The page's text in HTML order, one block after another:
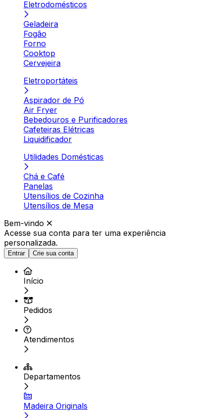
Eletrodomésticos
Geladeira
Fogão
Forno
Cooktop
Cervejeira
Eletroportáteis
Aspirador de Pó
Air Fryer
Bebedouros e Purificadores
Cafeteiras Elétricas
Liquidificador
Utilidades Domésticas
Chá e Café
Panelas
Utensílios de Cozinha
Utensílios de Mesa
Bem-vindo
Acesse sua conta para ter uma experiência
personalizada.
Entrar Crie sua conta
Início
Pedidos
Atendimentos
Departamentos
Madeira Originals